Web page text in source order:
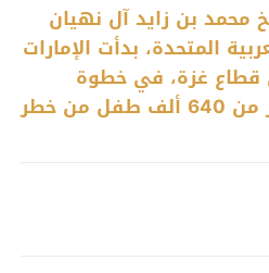
محمد بن زايد آل نهيان
المتحدة، بدأت الإمارات
قطاع غزة، في خطوة
استراتيجية لحماية أكثر من 640 ألف طفل من خطر